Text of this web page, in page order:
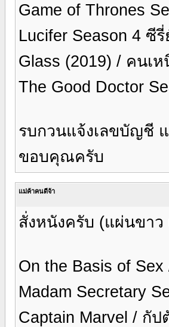
Game of Thrones
Lucifer Season 4 ซี
Glass (2019) / คนเ
The Good Doctor
รบกวนแจ้งเลขบัญชี
ขอบคุณครับ
แม่ค้าคนดีจ้า
สั่งหนังครับ (แผ่นขาว
On the Basis of
Madam Secretary
Captain Marvel / กั